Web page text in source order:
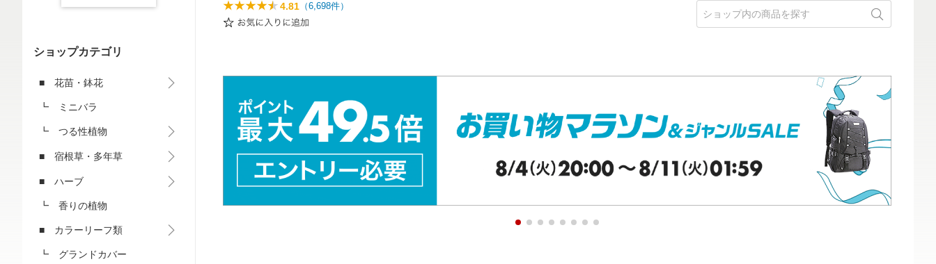
ショップカテゴリ
■ 花苗・鉢花
┗ ミニバラ
┗ つる性植物
■ 宿根草・多年草
■ ハーブ
┗ 香りの植物
■ カラーリーフ類
┗ グランドカバー
4.81 （6,698件）